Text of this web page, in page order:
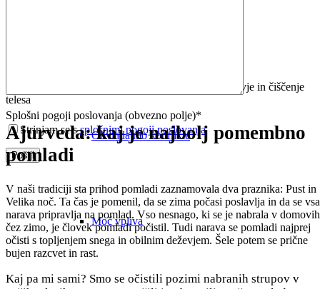
Obvladajmo konflikte
Moč vpliva
Splošni pogoji poslovanja (obvezno polje)*
Strinjam se ssplošnimi pogoji poslovanja
Ajurveda: kaj je najbolj pomembno
pomladi
V naši tradiciji sta prihod pomladi zaznamovala dva praznika: Pust in
Velika noč. Ta čas je pomenil, da se zima počasi poslavlja in da se vsa
narava pripravlja na pomlad. Vso nesnago, ki se je nabrala v domovih
čez zimo, je človek pomladi počistil. Tudi narava se pomladi najprej
očisti s topljenjem snega in obilnim deževjem. Šele potem se prične
bujen razcvet in rast.
Kaj pa mi sami? Smo se očistili pozimi nabranih strupov v